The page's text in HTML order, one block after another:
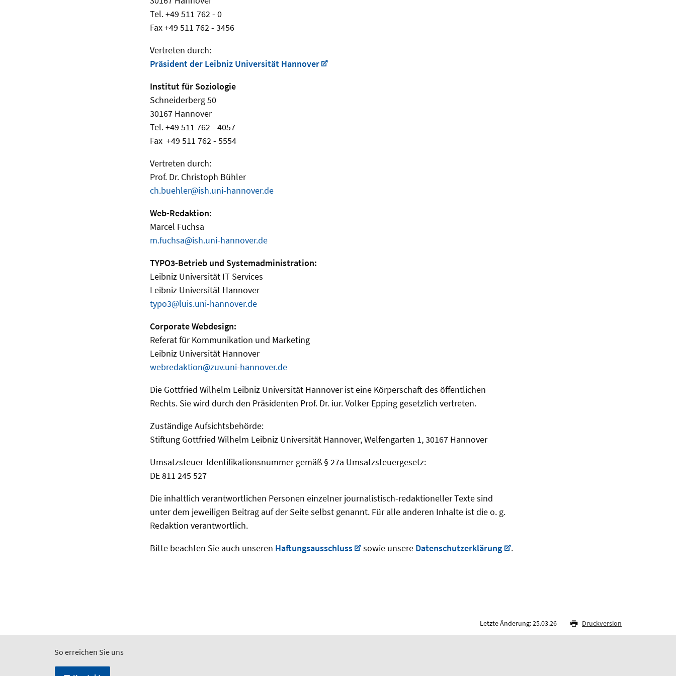
Tel. +49 511 762 - 0
Fax +49 511 762 - 3456
Vertreten durch:
Präsident der Leibniz Universität Hannover
Institut für Soziologie
Schneiderberg 50
30167 Hannover
Tel. +49 511 762 - 4057
Fax +49 511 762 - 5554
Vertreten durch:
Prof. Dr. Christoph Bühler
ch.buehler@ish.uni-hannover.de
Web-Redaktion:
Marcel Fuchsa
m.fuchsa@ish.uni-hannover.de
TYPO3-Betrieb und Systemadministration:
Leibniz Universität IT Services
Leibniz Universität Hannover
typo3@luis.uni-hannover.de
Corporate Webdesign:
Referat für Kommunikation und Marketing
Leibniz Universität Hannover
webredaktion@zuv.uni-hannover.de
Die Gottfried Wilhelm Leibniz Universität Hannover ist eine Körperschaft des öffentlichen
Rechts. Sie wird durch den Präsidenten Prof. Dr. iur. Volker Epping gesetzlich vertreten.
Zuständige Aufsichtsbehörde:
Stiftung Gottfried Wilhelm Leibniz Universität Hannover, Welfengarten 1, 30167 Hannover
Umsatzsteuer-Identifikationsnummer gemäß § 27a Umsatzsteuergesetz:
DE 811 245 527
Die inhaltlich verantwortlichen Personen einzelner journalistisch-redaktioneller Texte sind
unter dem jeweiligen Beitrag auf der Seite selbst genannt. Für alle anderen Inhalte ist die o. g.
Redaktion verantwortlich.
Bitte beachten Sie auch unseren Haftungsausschluss sowie unsere Datenschutzerklärung .
Letzte Änderung: 25.03.26 Druckversion
So erreichen Sie uns